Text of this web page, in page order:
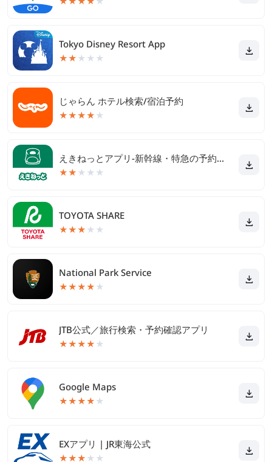
Tokyo Disney Resort App
★★ ★ ★ ★
じゃらん ホテル検索/宿泊予約
★★★★ ★
えきねっとアプリ-新幹線・特急の予約｜JR新幹線予約
★★ ★ ★ ★
TOYOTA SHARE
★★★ ★ ★
National Park Service
★★★★ ★
JTB公式／旅行検索・予約確認アプリ
★★★★ ★
Google Maps
★★★★ ★
EXアプリ | JR東海公式
★★★ ★ ★